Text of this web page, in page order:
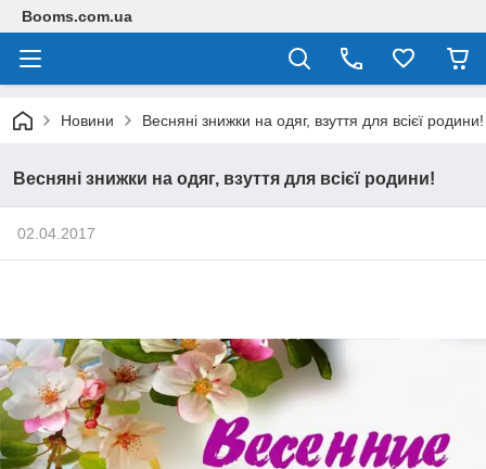
Booms.com.ua
Новини Весняні знижки на одяг, взуття для всієї родини!
Весняні знижки на одяг, взуття для всієї родини!
02.04.2017